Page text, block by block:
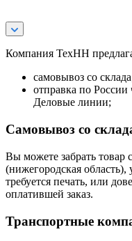
Компания ТехНН
самовывоз со
отправка по
Деловые линии;
Самовывоз со
Вы можете забрать товар
(нижегородская
требуется печать, или
оплатившей заказ.
Транспортные